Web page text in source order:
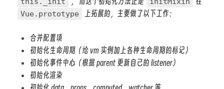
Vue.prototype 上拓展的，主要做了以下工作：
合并配置项
初始化生命周期（给 vm 实例加上各种生命周期的标记）
初始化事件中心（根据 parent 更新自己的 listener）
初始化渲染